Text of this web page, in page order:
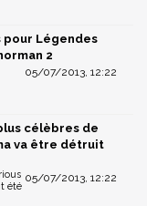
pour Légendes
2
05/07/2013, 12:22
célèbres de
va être détruit
05/07/2013, 12:22
été